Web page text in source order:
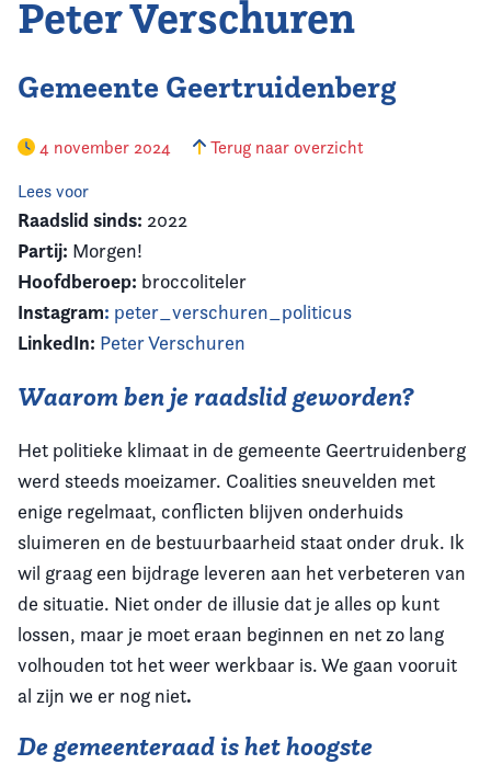
Peter Verschuren
Gemeente Geertruidenberg
4 november 2024 Terug naar overzicht
Lees voor
Raadslid sinds: 2022
Partij: Morgen!
Hoofdberoep: broccoliteler
Instagram: peter_verschuren_politicus
LinkedIn: Peter Verschuren
Waarom ben je raadslid geworden?
Het politieke klimaat in de gemeente Geertruidenberg
werd steeds moeizamer. Coalities sneuvelden met
enige regelmaat, conflicten blijven onderhuids
sluimeren en de bestuurbaarheid staat onder druk. Ik
wil graag een bijdrage leveren aan het verbeteren van
de situatie. Niet onder de illusie dat je alles op kunt
lossen, maar je moet eraan beginnen en net zo lang
volhouden tot het weer werkbaar is. We gaan vooruit
al zijn we er nog niet.
De gemeenteraad is het hoogste